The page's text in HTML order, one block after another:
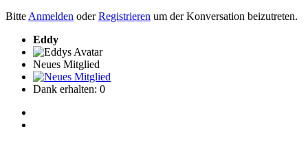
BitteAnmelden oderRegistrieren um der Konversation beizutreten.
Eddy
Neues Mitglied
Dank erhalten: 0